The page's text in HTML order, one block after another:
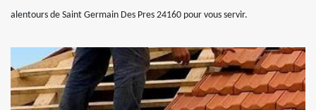
alentours de Saint Germain Des Pres 24160 pour vous servir.